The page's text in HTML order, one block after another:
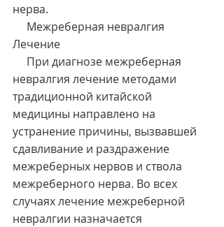
нерва.
Лечение
невралгия лечение методами
традиционной китайской
медицины направлено на
устранение причины, вызвавшей
сдавливание и раздражение
межреберных нервов и ствола
межреберного нерва. Во всех
случаях лечение межреберной
невралгии назначается